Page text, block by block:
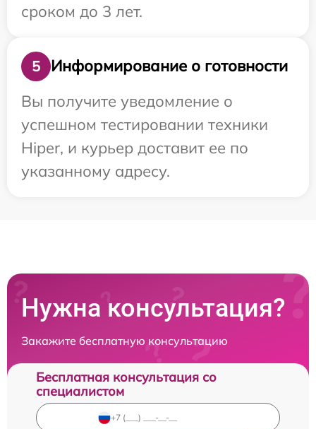
сроком до 3 лет.
5
Информирование о готовности
Вы получите уведомление о
успешном тестировании техники
Hiper, и курьер доставит ее по
указанному адресу.
Нужна консультация?
Закажите бесплатную консультацию
Бесплатная консультация со
специалистом